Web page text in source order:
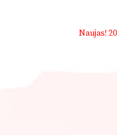
Naujas!